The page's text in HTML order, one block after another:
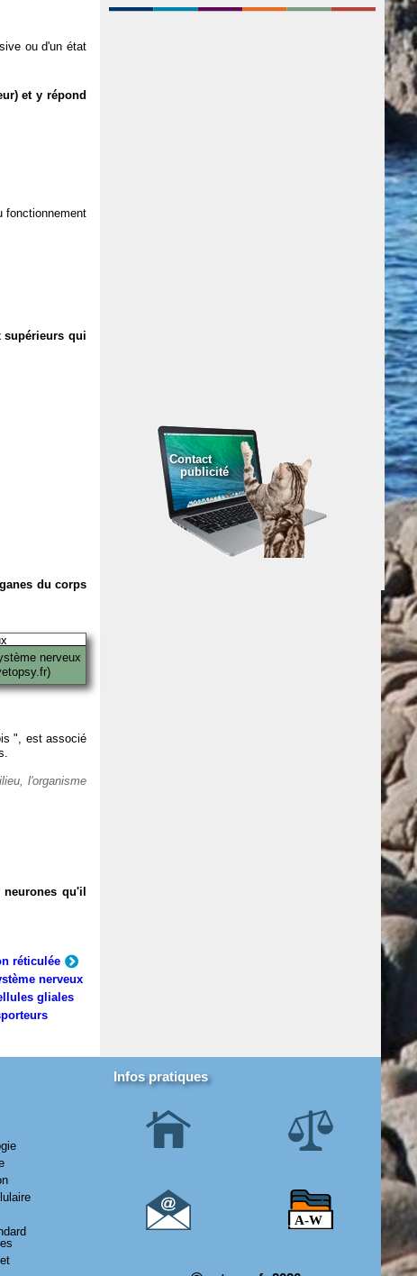
ou d'un état
et y répond
fonctionnement
supérieurs qui
du corps
nerveux
", est associé
l'organisme
qu'il
réticulée
nerveux
gliales
Contact
publicité
Infos pratiques